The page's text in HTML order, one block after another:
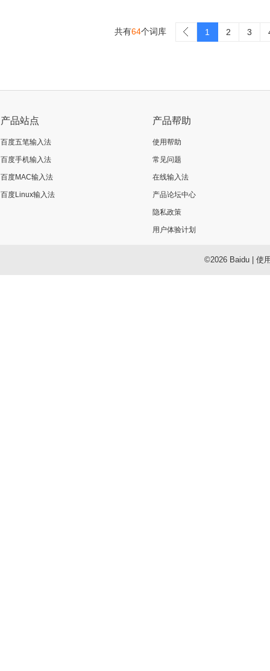
共有64个词库 1 2 3
产品站点
百度五笔输入法
百度手机输入法
百度MAC输入法
百度Linux输入法
产品帮助
使用帮助
常见问题
在线输入法
产品论坛中心
隐私政策
用户体验计划
©2026 Baidu| 使